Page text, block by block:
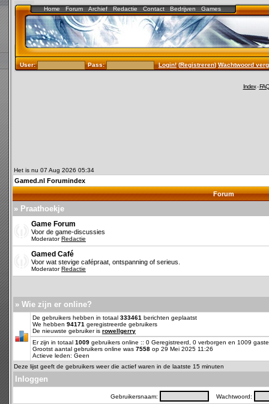
Home Forum Archief Redactie Contact Bedrijven Games
User: Pass: Login!(Registreren)Wachtwoord
Index-FAQ
Het is nu 07 Aug 2026 05:34
Gamed.nl Forumindex
Forum
» Praathoekje
Game Forum
Voor de game-discussies
ModeratorRedactie
Gamed Café
Voor wat stevige cafépraat, ontspanning of serieus.
ModeratorRedactie
» Wie zijn er online?
De gebruikers hebben in totaal 333461 berichten geplaatst
We hebben 94171 geregistreerde gebruikers
De nieuwste gebruiker is rowellgerry
Er zijn in totaal 1009 gebruikers online :: 0 Geregistreerd, 0 verborgen en 1009
Grootst aantal gebruikers online was 7558 op 29 Mei 2025 11:26
Actieve leden: Geen
Deze lijst geeft de gebruikers weer die actief waren in de laatste 15 minuten
Inloggen
Gebruikersnaam: Wachtwoord: